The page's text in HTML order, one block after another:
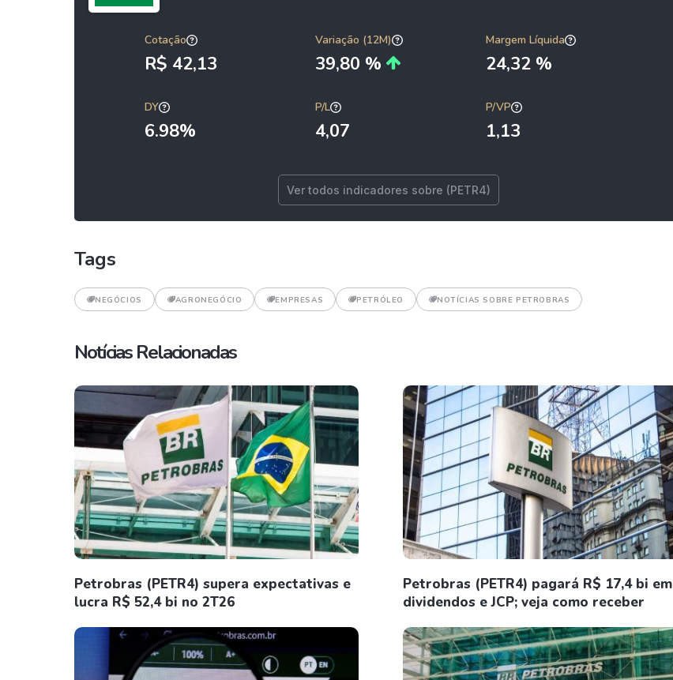
Cotação
R$ 42,13
Variação (12M)
39,80 %
Margem Líquida
24,32 %
DY
6.98%
P/L
4,07
P/VP
1,13
Ver todos indicadores sobre (PETR4)
Tags
NEGÓCIOS AGRONEGÓCIO EMPRESAS PETRÓLEO NOTÍCIAS SOBRE PETROBRAS
Notícias Relacionadas
Petrobras (PETR4) supera expectativas e
lucra R$ 52,4 bi no 2T26
Petrobras (PETR4) pagará R$ 17,4 bi em
dividendos e JCP; veja como receber